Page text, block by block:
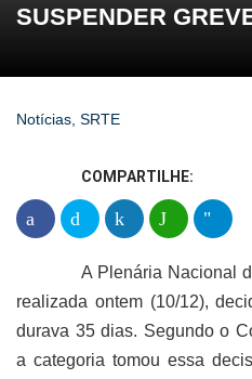
SUSPENDER
Notícias, SRTE
COMPARTILHE:
A Plenária Nacional
realizada ontem (10/12),
durava 35 dias. Segundo o
a categoria tomou essa